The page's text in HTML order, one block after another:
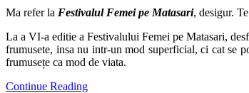
Ma refer la Festivalul Femei pe Matasari, desigur.
La a VI-a editie a Festivalului Femei pe Matasari,
frumusete, insa nu intr-un mod superficial, ci cat se
frumusețe ca mod de viata.
Continue Reading